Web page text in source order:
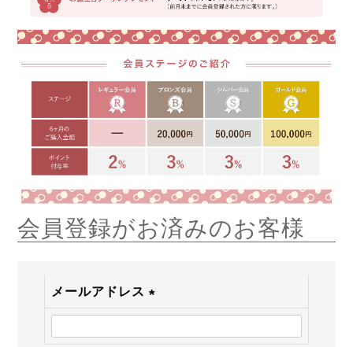
会員登録がお済みのお客様
メールアドレス
(必
須)